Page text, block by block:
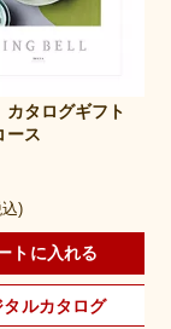
タログギフト
ース
)
トに入れる
タルカタログ